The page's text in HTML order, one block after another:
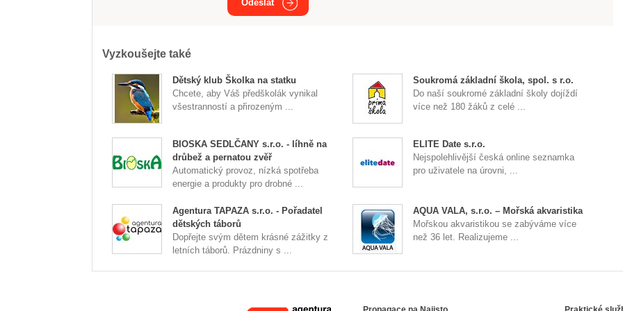
Odeslat
Vyzkoušejte také
Dětský klub Školka na statku
Chcete, aby Váš předškolák vynikal
všestranností a přirozeným ...
Soukromá základní škola, spol. s r.o.
Do naší soukromé základní školy dojíždí
více než 180 žáků z celé ...
BIOSKA SEDLČANY s.r.o. - líhně na
drůbež a pernatou zvěř
Automatický provoz, nízká spotřeba
energie a produkty pro drobné ...
ELITE Date s.r.o.
Nejspolehlivější česká online seznamka
pro uživatele na úrovni, ...
Agentura TAPAZA s.r.o. - Pořadatel
dětských táborů
Dopřejte svým dětem krásné zážitky z
letních táborů. Prázdniny s ...
AQUA VALA, s.r.o. – Mořská akvaristika
Mořskou akvaristikou se zabýváme více
než 36 let. Realizujeme ...